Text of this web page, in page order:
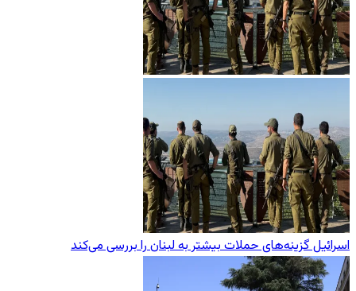
اسرائیل گزینه‌های حملات بیشتر به لبنان را بررسی می‌کند